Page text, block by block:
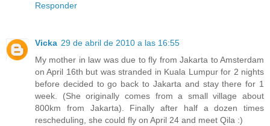
Responder
Vicka 29 de abril de 2010 a las 16:55
My mother in law was due to fly from Jakarta to Amsterdam
on April 16th but was stranded in Kuala Lumpur for 2 nights
before decided to go back to Jakarta and stay there for 1
week. (She originally comes from a small village about
800km from Jakarta). Finally after half a dozen times
rescheduling, she could fly on April 24 and meet Qila :)